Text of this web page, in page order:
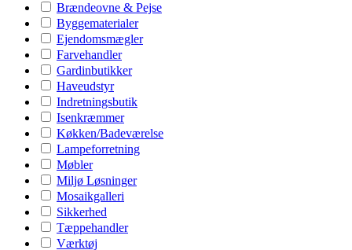
Brændeovne & Pejse
Byggematerialer
Ejendomsmægler
Farvehandler
Gardinbutikker
Haveudstyr
Indretningsbutik
Isenkræmmer
Køkken/Badeværelse
Lampeforretning
Møbler
Miljø Løsninger
Mosaikgalleri
Sikkerhed
Tæppehandler
Værktøj